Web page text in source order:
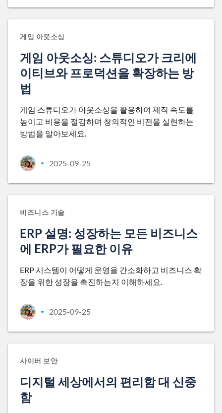
게임 아웃소싱
게임 아웃소싱: 스튜디오가 크리에
이티브와 프로덕션을 확장하는 방
법
게임 스튜디오가 아웃소싱을 활용하여 제작 속도를
높이고 비용을 절감하며 창의적인 비전을 실현하는
방법을 알아보세요.
• 2025-09-25
비즈니스 기술
ERP 설명: 성장하는 모든 비즈니스
에 ERP가 필요한 이유
ERP 시스템이 어떻게 운영을 간소화하고 비즈니스 확
장을 위한 성장을 촉진하는지 이해하세요.
• 2025-09-25
사이버 보안
디지털 세상에서의 편리함 대 신중
함